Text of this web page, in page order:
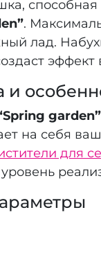
.
лад.
garden”
на себя
для